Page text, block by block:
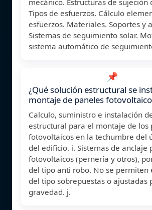
Tipos de esfuerzos. Cálculo
esfuerzos. Materiales. Soportes y
Sistemas de seguimiento solar.
sistema automático de
📌
¿Qué solución estructural se
montaje de paneles
Calculo, suministro e instalación
estructural para el montaje de los
fotovoltaicos en la techumbre del
del edificio. i. Sistemas de anclaje
fotovoltaicos (pernería y otros),
del tipo anti robo. No se permiten
del tipo sobrepuestas o ajustadas
gravedad. j.